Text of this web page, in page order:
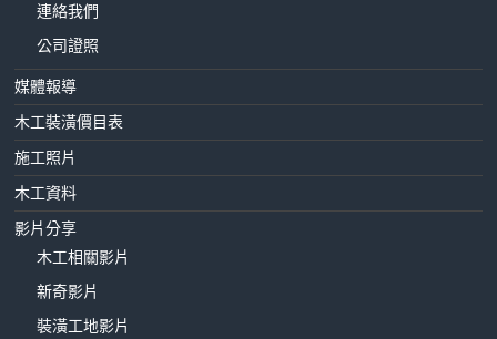
連絡我們
公司證照
媒體報導
木工裝潢價目表
施工照片
木工資料
影片分享
木工相關影片
新奇影片
裝潢工地影片